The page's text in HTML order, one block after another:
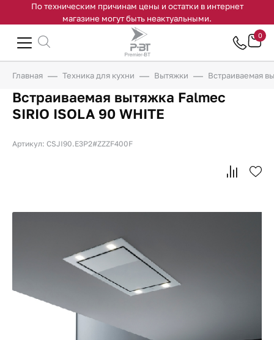
По техническим причинам цены и остатки в интернет
магазине могут быть неактуальными.
0
Главная Техника для кухни Вытяжки Встраиваемая
Встраиваемая вытяжка Falmec
SIRIO ISOLA 90 WHITE
Артикул: CSJI90.E3P2#ZZZF400F